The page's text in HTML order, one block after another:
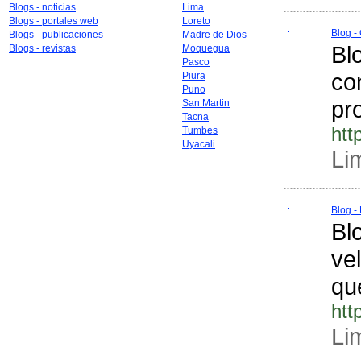
Blogs - noticias
Blogs - portales web
Blogs - publicaciones
Blogs - revistas
Lima
Loreto
Madre de Dios
Moquegua
Pasco
Piura
Puno
San Martin
Tacna
Tumbes
Uyacali
Blog -
Blog -